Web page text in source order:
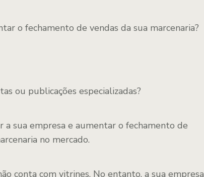
o fechamento de vendas da sua marcenaria?
ou publicações especializadas?
a sua empresa e aumentar o fechamento de
no mercado.
conta com vitrines. No entanto, a sua empresa